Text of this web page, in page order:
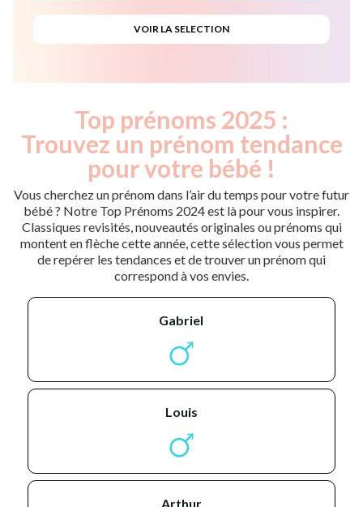
Top prénoms 2025 :
Trouvez un prénom tendance
pour votre bébé !
Vous cherchez un prénom dans l’air du temps pour votre futur
bébé ? Notre Top Prénoms 2024 est là pour vous inspirer.
Classiques revisités, nouveautés originales ou prénoms qui
montent en flèche cette année, cette sélection vous permet
de repérer les tendances et de trouver un prénom qui
correspond à vos envies.
gabriel
louis
arthur